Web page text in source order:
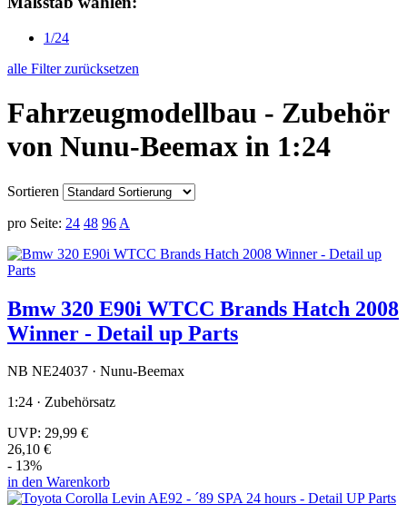
1/24
alle Filter zurücksetzen
Fahrzeugmodellbau - Zubehör
von Nunu-Beemax in 1:24
Sortieren
pro Seite: 24 48 96 A
Bmw 320 E90i WTCC Brands Hatch 2008
Winner - Detail up Parts
NB NE24037 · Nunu-Beemax
1:24 · Zubehörsatz
UVP: 29,99 €
26,10 €
- 13%
in den Warenkorb